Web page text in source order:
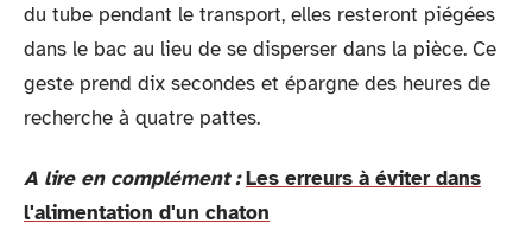
du tube pendant le transport, elles resteront piégées
dans le bac au lieu de se disperser dans la pièce. Ce
geste prend dix secondes et épargne des heures de
recherche à quatre pattes.
A lire en complément : Les erreurs à éviter dans
l'alimentation d'un chaton